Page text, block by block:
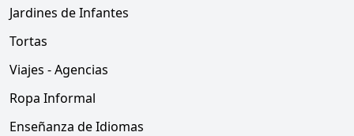
Jardines de Infantes
Tortas
Viajes - Agencias
Ropa Informal
Enseñanza de Idiomas